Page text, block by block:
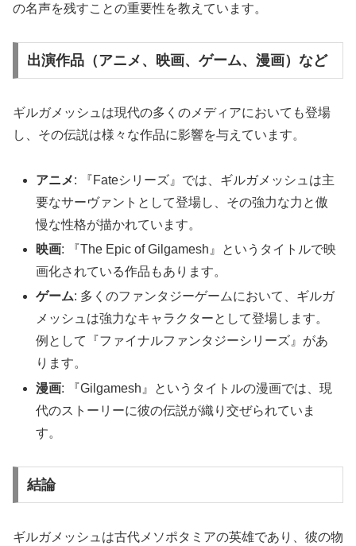
の名声を残すことの重要性を教えています。
出演作品（アニメ、映画、ゲーム、漫画）など
ギルガメッシュは現代の多くのメディアにおいても登場
し、その伝説は様々な作品に影響を与えています。
アニメ: 『Fateシリーズ』では、ギルガメッシュは主
要なサーヴァントとして登場し、その強力な力と傲
慢な性格が描かれています。
映画: 『The Epic of Gilgamesh』というタイトルで映
画化されている作品もあります。
ゲーム: 多くのファンタジーゲームにおいて、ギルガ
メッシュは強力なキャラクターとして登場します。
例として『ファイナルファンタジーシリーズ』があ
ります。
漫画: 『Gilgamesh』というタイトルの漫画では、現
代のストーリーに彼の伝説が織り交ぜられていま
す。
結論
ギルガメッシュは古代メソポタミアの英雄であり、彼の物